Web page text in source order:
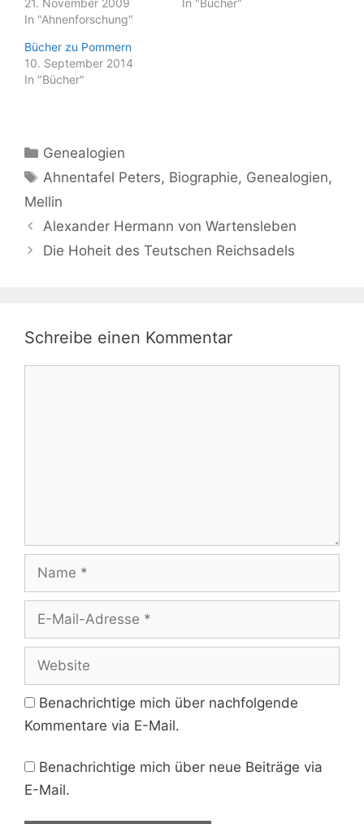
21. November 2009
In "Ahnenforschung"
In "Bücher"
Bücher zu Pommern
10. September 2014
In "Bücher"
Kategorien
Genealogien
Schlagwörter
Ahnentafel Peters, Biographie, Genealogien,
Mellin
Alexander Hermann von Wartensleben
Die Hoheit des Teutschen Reichsadels
Schreibe einen Kommentar
Name
Adresse
Website
Benachrichtige mich über nachfolgende
Kommentare via E-Mail.
Benachrichtige mich über neue Beiträge via
E-Mail.